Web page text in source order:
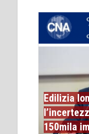
Edilizia
150mila